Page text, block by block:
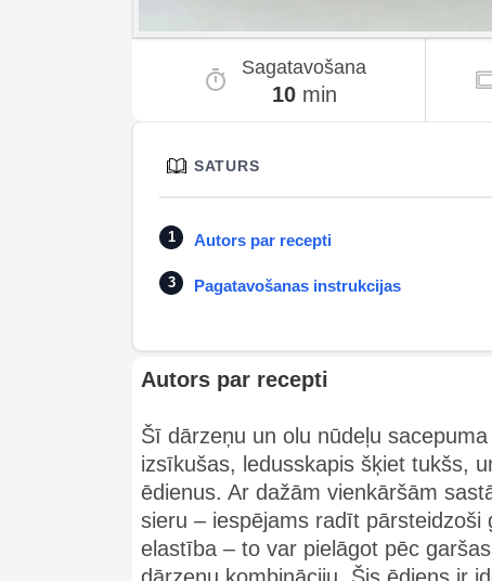
Sagatavošana
10min
SATURS
Autors par recepti
Pagatavošanas instrukcijas
Autors par recepti
Šī dārzeņu un olu nūdeļu
izsīkušas, ledusskapis šķiet tukšs,
ēdienus. Ar dažām vienkāršām
sieru – iespējams radīt
elastība – to var pielāgot pēc